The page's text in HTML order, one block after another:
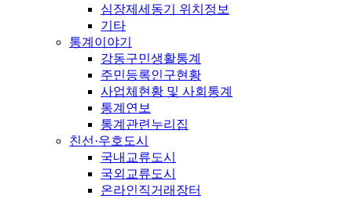
심장제세동기 위치정보
기타
통계이야기
강동구민생활통계
주민등록인구현황
사업체현황 및 사회통계
통계연보
통계관련누리집
친선·우호도시
국내교류도시
국외교류도시
온라인직거래장터